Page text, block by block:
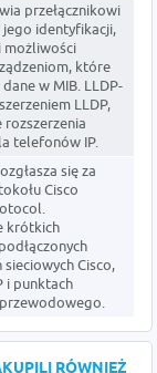
przełącznikowi
jego identyfikacji,
możliwości
które
w MIB. LLDP-
LLDP,
telefonów IP.
się za
Cisco
krótkich
sieciowych Cisco,
i punktach